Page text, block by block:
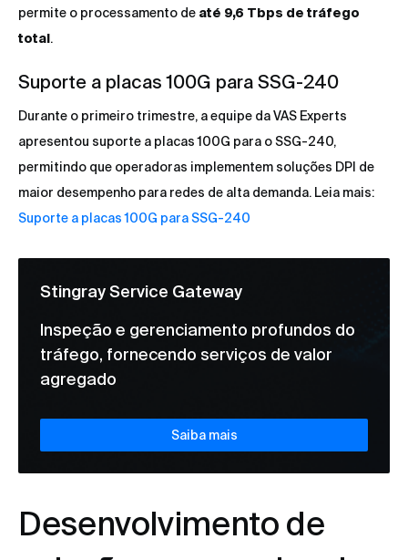
permite o processamento de até 9,6 Tbps de tráfego
total.
Suporte a placas 100G para SSG-240
Durante o primeiro trimestre, a equipe da VAS Experts
apresentou suporte a placas 100G para o SSG-240,
permitindo que operadoras implementem soluções DPI de
maior desempenho para redes de alta demanda. Leia mais:
Suporte a placas 100G para SSG-240
Stingray Service Gateway
Inspeção e gerenciamento profundos do
tráfego, fornecendo serviços de valor
agregado
Saiba mais
Desenvolvimento de